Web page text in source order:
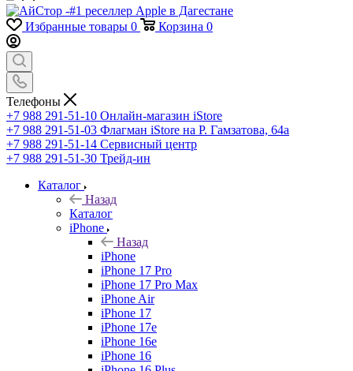
Избранные товары 0 Корзина 0
Телефоны
+7 988 291-51-10 Онлайн-магазин iStore
+7 988 291-51-03 Флагман iStore на Р. Гамзатова, 64а
+7 988 291-51-14 Сервисный центр
+7 988 291-51-30 Трейд-ин
Каталог
Назад
Каталог
iPhone
Назад
iPhone
iPhone 17 Pro
iPhone 17 Pro Max
iPhone Air
iPhone 17
iPhone 17e
iPhone 16e
iPhone 16